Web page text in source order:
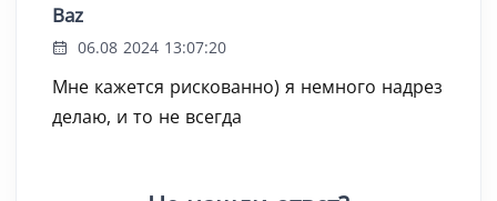
Baz
06.08 2024 13:07:20
Мне кажется рискованно) я немного надрез
делаю, и то не всегда